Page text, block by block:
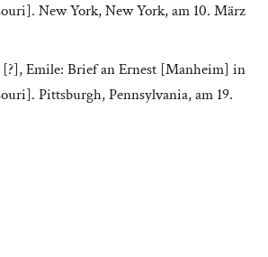
New York, New York, am 10. März
[?], Emile: Brief an Ernest [Manheim] in
Pittsburgh, Pennsylvania, am 19.